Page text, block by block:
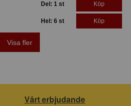
Del: 1 st Köp
Hel: 6 st Köp
Visa fler
Vårt erbjudande